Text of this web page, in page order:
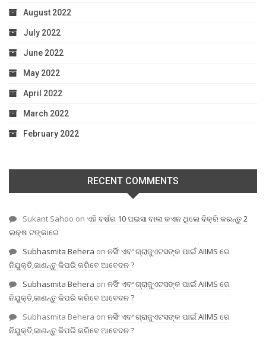
August 2022
July 2022
June 2022
May 2022
April 2022
March 2022
February 2022
RECENT COMMENTS
Sukant Sahoo on ଏହି ବର୍ଷର 10 ପଇସା ବାଲା କଏନ ଥିଲେ ବିକ୍ରି କରନ୍ତୁ 2
ଲକ୍ଷ ଟଙ୍କାରେ
Subhasmita Behera on ନର୍ସିଂ ଏବଂ ଗ୍ରାଜୁଏଟସଙ୍କ ପାଇଁ AIIMS ରେ
ନିଯୁକ୍ତି,ଜାଣନ୍ତୁ କିପରି କରିବେ ଆବେଦନ ?
Subhasmita Behera on ନର୍ସିଂ ଏବଂ ଗ୍ରାଜୁଏଟସଙ୍କ ପାଇଁ AIIMS ରେ
ନିଯୁକ୍ତି,ଜାଣନ୍ତୁ କିପରି କରିବେ ଆବେଦନ ?
Subhasmita Behera on ନର୍ସିଂ ଏବଂ ଗ୍ରାଜୁଏଟସଙ୍କ ପାଇଁ AIIMS ରେ
ନିଯୁକ୍ତି,ଜାଣନ୍ତୁ କିପରି କରିବେ ଆବେଦନ ?